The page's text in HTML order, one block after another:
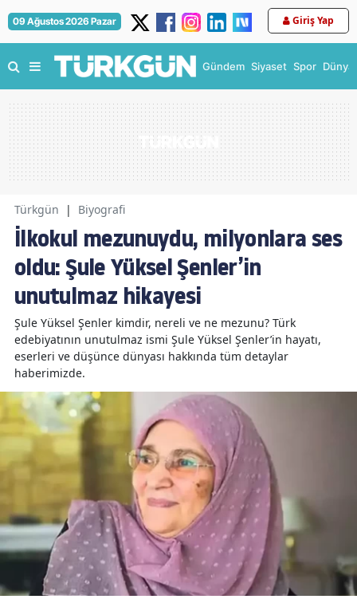
09 Ağustos 2026 Pazar Giriş Yap
Gündem Siyaset Spor Dünya
Türkgün | Biyografi
İlkokul mezunuydu, milyonlara ses
oldu: Şule Yüksel Şenler’in
unutulmaz hikayesi
Şule Yüksel Şenler kimdir, nereli ve ne mezunu? Türk
edebiyatının unutulmaz ismi Şule Yüksel Şenler’in hayatı,
eserleri ve düşünce dünyası hakkında tüm detaylar
haberimizde.